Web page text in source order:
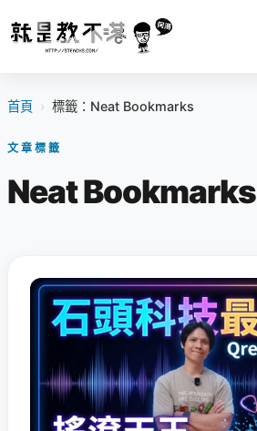
首頁 › 標籤：Neat Bookmarks
文章標籤
Neat Bookmarks